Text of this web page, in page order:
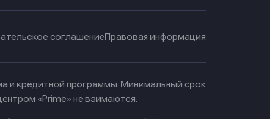
соглашениеПравовая информация
и кредитной программы. Минимальный срок
«Prime» не взимаются.